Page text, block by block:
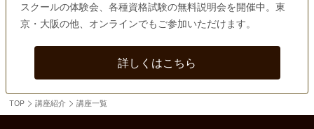
スクールの体験会、各種資格試験の無料説明会を開催中。東
京・大阪の他、オンラインでもご参加いただけます。
詳しくはこちら
TOP 講座紹介 講座一覧